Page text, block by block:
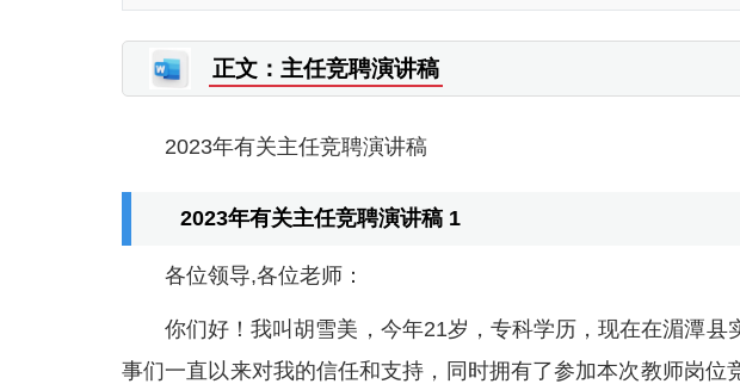
正文：主任竞聘演讲稿
2023年有关主任竞聘演讲稿
2023年有关主任竞聘演讲稿 1
各位领导,各位老师：
你们好！我叫胡雪美，今年21岁，专科学历，现在在湄潭县
事们一直以来对我的信任和支持，同时拥有了参加本次教师岗位